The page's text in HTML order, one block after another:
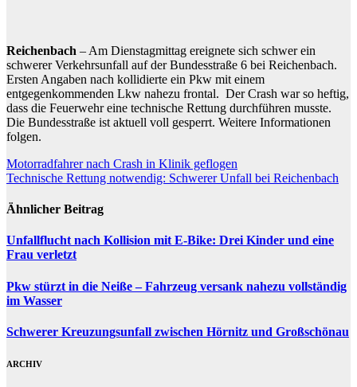
Reichenbach – Am Dienstagmittag ereignete sich schwer ein
schwerer Verkehrsunfall auf der Bundesstraße 6 bei Reichenbach.
Ersten Angaben nach kollidierte ein Pkw mit einem
entgegenkommenden Lkw nahezu frontal. Der Crash war so heftig,
dass die Feuerwehr eine technische Rettung durchführen musste.
Die Bundesstraße ist aktuell voll gesperrt. Weitere Informationen
folgen.
Beitragsnavigation
Motorradfahrer nach Crash in Klinik geflogen
Technische Rettung notwendig: Schwerer Unfall bei Reichenbach
Ähnlicher Beitrag
Unfallflucht nach Kollision mit E-Bike: Drei Kinder und eine
Frau verletzt
Pkw stürzt in die Neiße – Fahrzeug versank nahezu vollständig
im Wasser
Schwerer Kreuzungsunfall zwischen Hörnitz und Großschönau
ARCHIV